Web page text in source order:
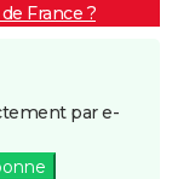
France ?
par e-